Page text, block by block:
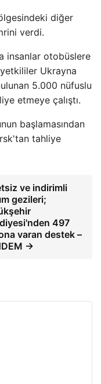
diğer
verdi.
insanlar otobüslere
Ukrayna
5.000 nüfuslu
etmeye çalıştı.
başlamasından
tahliye
ve indirimli
gezileri;
497
varan destek –
→